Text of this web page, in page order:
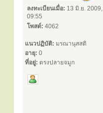
ลงทะเบียนเมื่อ: 13 มิ.ย. 2009,
09:55
โพสต์: 4062
แนวปฏิบัติ: มรณานุสสติ
อายุ: 0
ที่อยู่: ตรงปลายจมูก